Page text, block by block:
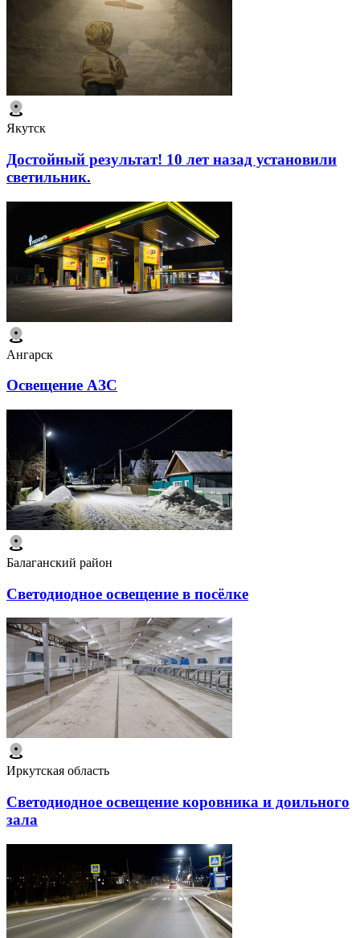
Якутск
Достойный результат! 10 лет назад установили
светильник.
Ангарск
Освещение АЗС
Балаганский район
Светодиодное освещение в посёлке
Иркутская область
Светодиодное освещение коровника и доильного
зала